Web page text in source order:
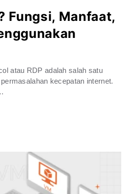
Fungsi, Manfaat,
atau RDP adalah salah satu
kecepatan internet.